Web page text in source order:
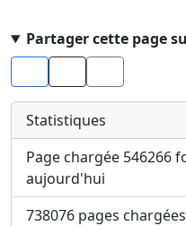
Partager cette page
Facebook
Statistiques
Page chargée 546266
aujourd'hui
738076 pages